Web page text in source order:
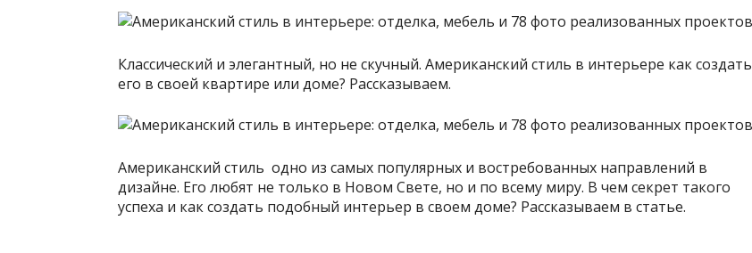
Классический и элегантный, но не скучный. Американский стиль в интерьере как создать
его в своей квартире или доме? Рассказываем.
Американский стиль одно из самых популярных и востребованных направлений в
дизайне. Его любят не только в Новом Свете, но и по всему миру. В чем секрет такого
успеха и как создать подобный интерьер в своем доме? Рассказываем в статье.